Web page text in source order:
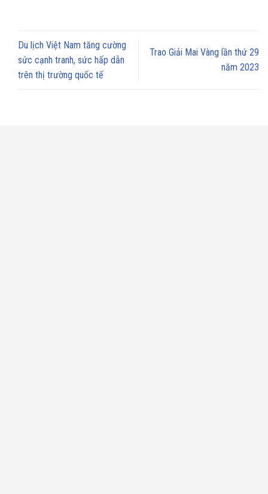
Du lịch Việt Nam tăng cường
sức cạnh tranh, sức hấp dẫn
trên thị trường quốc tế
Trao Giải Mai Vàng lần thứ 29
năm 2023